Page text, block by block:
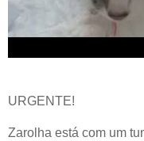
URGENTE!
Zarolha está com um